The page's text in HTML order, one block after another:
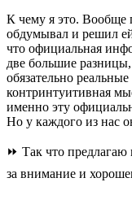
К чему я это. Вообще
обдумывал и решил
что официальная
две большие
обязательно
контринтуитивная
именно эту
Но у каждого из нас
⏩ Так что
за внимание и